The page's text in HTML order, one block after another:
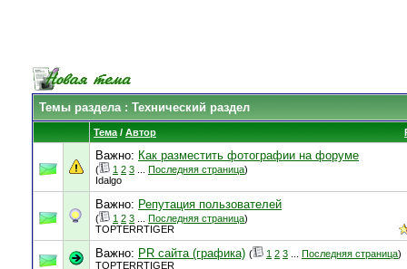
Темы раздела: Технический раздел
Тема / Автор
Важно: Как разместить фотографии на форуме
( 1 2 3 Последняя страница)
Idalgo
Важно: Репутация пользователей
( 1 2 3 Последняя страница)
TOPTERRTIGER
Важно: PR сайта (графика) ( 1 2 3 Последняя страница)
TOPTERRTIGER